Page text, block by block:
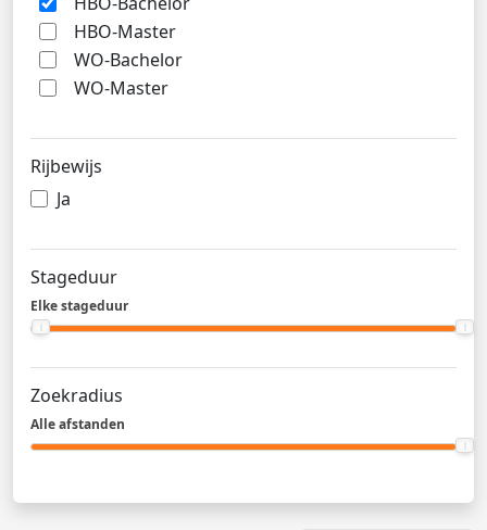
HBO-Master
WO-Bachelor
WO-Master
Rijbewijs
Ja
Stageduur
Elke stageduur
Zoekradius
Alle afstanden